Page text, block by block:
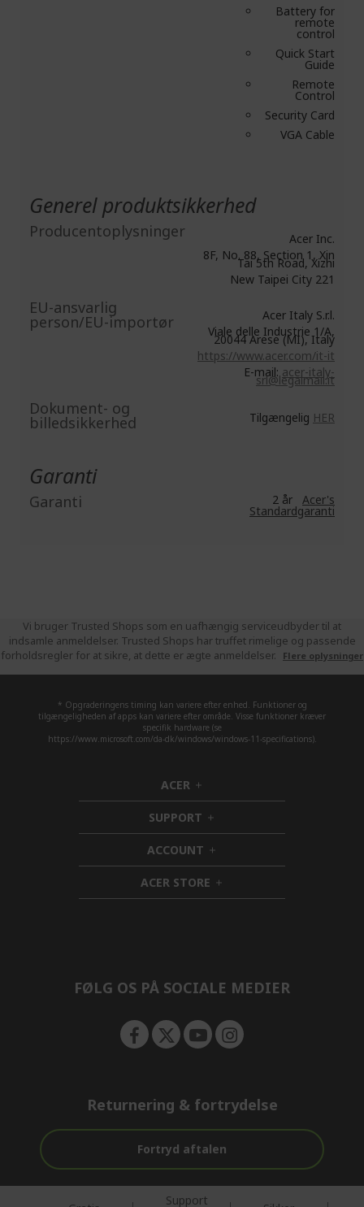
Battery for
remote
control
Quick Start
Guide
Remote
Control
Security Card
VGA Cable
Generel produktsikkerhed
Producentoplysninger
Acer Inc.
8F, No. 88, Section 1, Xin
Tai 5th Road, Xizhi
New Taipei City 221
EU-ansvarlig
person/EU-importør
Acer Italy S.r.l.
Viale delle Industrie 1/A,
20044 Arese (MI), Italy
https://www.acer.com/it-it
E-mail:acer-italy-
srl@legalmail.it
Dokument- og
billedsikkerhed Tilgængelig HER
Garanti
Garanti 2 år Acer's
Standardgaranti
Vi bruger Trusted Shops som en uafhængig serviceudbyder til at
indsamle anmeldelser. Trusted Shops har truffet rimelige og passende
forholdsregler for at sikre, at dette er ægte anmeldelser.
Flere oplysninger
* Opgraderingens timing kan variere efter enhed. Funktioner og
tilgængeligheden af apps kan variere efter område. Visse funktioner kræver
specifik hardware (se
https://www.microsoft.com/da-dk/windows/windows-11-specifications).
ACER h
i
d
d
e
n
SUPPORT h
i
d
e
n
ACCOUNT h
i
d
d
ACER STORE h
i
FØLG OS PÅ SOCIALE MEDIER
Returnering & fortrydelse
Fortryd aftalen
Support